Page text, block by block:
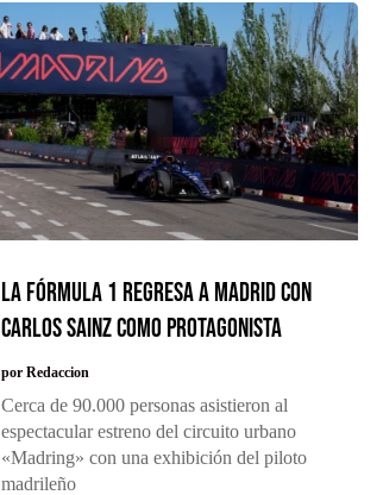
La Fórmula 1 regresa a Madrid con
Carlos Sainz como protagonista
porRedaccion
Cerca de 90.000 personas asistieron al
espectacular estreno del circuito urbano
«Madring» con una exhibición del piloto
madrileño